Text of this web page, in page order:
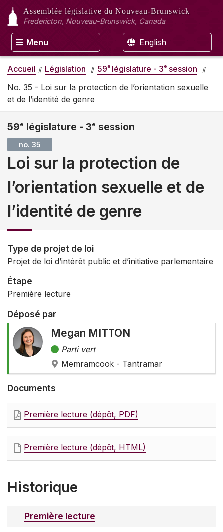
Assemblée législative du Nouveau-Brunswick
Fredericton, Nouveau-Brunswick, Canada
Menu English
Accueil Législation 59e législature - 3e session
No. 35 - Loi sur la protection de l’orientation sexuelle
et de l’identité de genre
59e législature - 3e session
no. 35
Loi sur la protection de
l’orientation sexuelle et de
l’identité de genre
Type de projet de loi
Projet de loi d’intérêt public et d’initiative parlementaire
Étape
Première lecture
Déposé par
Megan MITTON
Parti vert
Memramcook - Tantramar
Documents
Première lecture (dépôt, PDF)
Première lecture (dépôt, HTML)
Historique
Première lecture